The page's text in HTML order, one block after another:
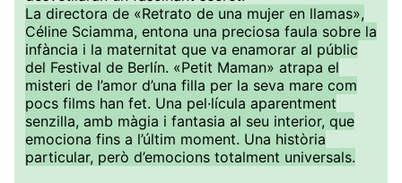
La directora de «Retrato de una mujer en llamas»,
Céline Sciamma, entona una preciosa faula sobre la
infància i la maternitat que va enamorar al públic
del Festival de Berlín. «Petit Maman» atrapa el
misteri de l’amor d’una filla per la seva mare com
pocs films han fet. Una pel·lícula aparentment
senzilla, amb màgia i fantasia al seu interior, que
emociona fins a l’últim moment. Una història
particular, però d’emocions totalment universals.